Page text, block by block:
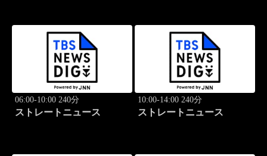
06:00-10:00 240分
ストレートニュース
10:00-14:00 240分
ストレートニュース